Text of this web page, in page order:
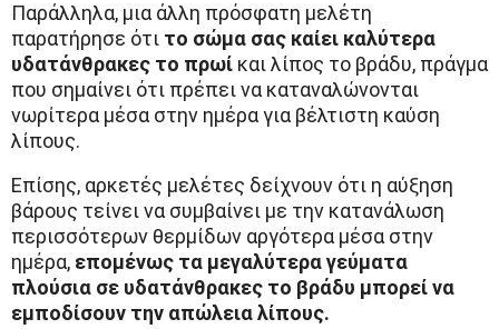
Παράλληλα, μια άλλη πρόσφατη μελέτη
παρατήρησε ότι το σώμα σας καίει καλύτερα
υδατάνθρακες το πρωί και λίπος το βράδυ, πράγμα
που σημαίνει ότι πρέπει να καταναλώνονται
νωρίτερα μέσα στην ημέρα για βέλτιστη καύση
λίπους.
Επίσης, αρκετές μελέτες δείχνουν ότι η αύξηση
βάρους τείνει να συμβαίνει με την κατανάλωση
περισσότερων θερμίδων αργότερα μέσα στην
ημέρα, επομένως τα μεγαλύτερα γεύματα
πλούσια σε υδατάνθρακες το βράδυ μπορεί να
εμποδίσουν την απώλεια λίπους.